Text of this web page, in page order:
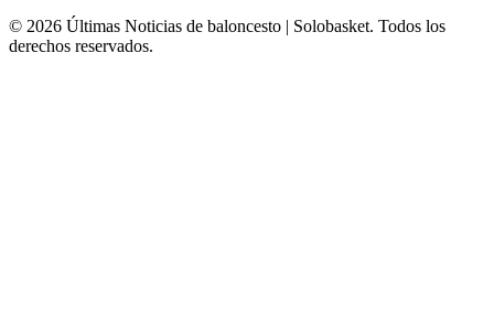
© 2026 Últimas Noticias de baloncesto | Solobasket. Todos los
derechos reservados.